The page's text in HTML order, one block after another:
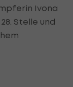
Ivona
Stelle und